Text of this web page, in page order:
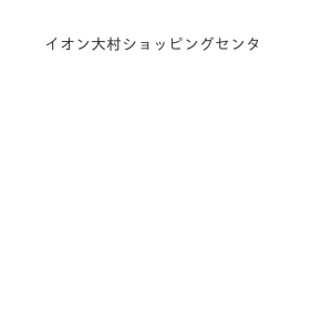
イオン大村ショッピングセンタ